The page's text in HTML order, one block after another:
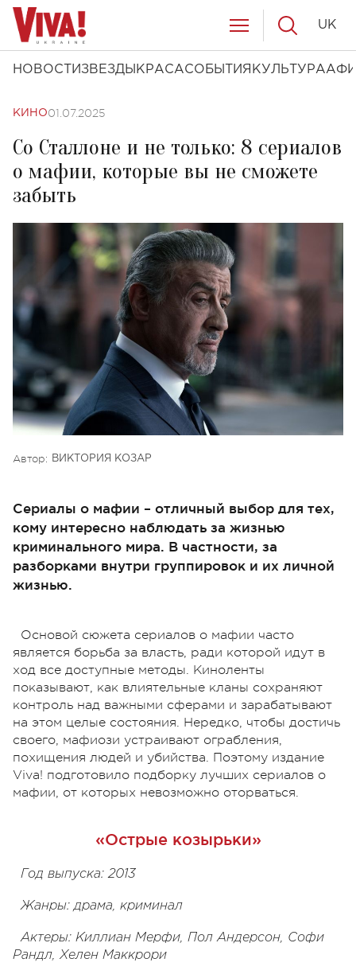
НОВОСТИ ЗВЕЗДЫ КРАСАСОБЫТИЯ КУЛЬТУРА
UK
КИНО01.07.2025
Со Сталлоне и не только: 8 сериалов
о мафии, которые вы не сможете
забыть
Автор: ВИКТОРИЯ КОЗАР
Сериалы о мафии – отличный выбор для тех,
кому интересно наблюдать за жизнью
криминального мира. В частности, за
разборками внутри группировок и их личной
жизнью.
Основой сюжета сериалов о мафии часто
является борьба за власть, ради которой идут в
ход все доступные методы. Киноленты
показывают, как влиятельные кланы сохраняют
контроль над важными сферами и зарабатывают
на этом целые состояния. Нередко, чтобы достичь
своего, мафиози устраивают ограбления,
похищения людей и убийства. Поэтому издание
Viva! подготовило подборку лучших сериалов о
мафии, от которых невозможно оторваться.
«Острые козырьки»
Год выпуска: 2013
Жанры: драма, криминал
Актеры: Киллиан Мерфи, Пол Андерсон, Софи
Рандл, Хелен Маккрори